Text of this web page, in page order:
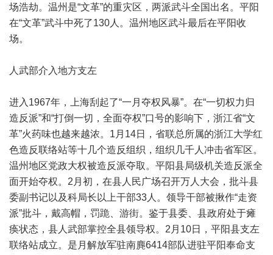
场浩劫。温州是“文革”的重灾区，两派武斗全国出名。平阳
在“文革”武斗中死了130人。温州地区武斗最后在平阳收
场。
人武部介入地方支左
进入1967年，上海刮起了“一月夺权风暴”。在“一切权力归
造反派”和“打倒一切，全面夺权”口号的影响下，浙江省“文
革”火药味也越来越浓。1月14日，省联总所属的浙江大学红
色造反联络站等十几个造反组织，组织几千人冲击省军区。
温州地区党政大权被造反派夺取。平阳县局级机关造反派全
面开始夺权。2月初，在县人民广场召开万人大会，批斗县
委副书记以及科局长以上干部33人。领导干部被揪作“走资
派”批斗，戴高帽，罚跪、游街。鉴于县委、县政府处于瘫
痪状态，县人武部掌控全县领导权。2月10日，平阳县支左
联络站成立。是月解放军驻南麂6414部队进驻平阳奉命支